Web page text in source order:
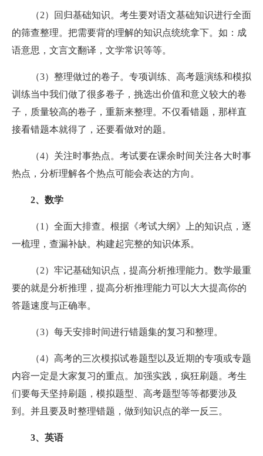
（2）回归基础知识。考生要对语文基础知识进行全面
的筛查整理。把需要背的理解的知识点统统拿下。如：成
语意思，文言文翻译，文学常识等等。
（3）整理做过的卷子。专项训练、高考题演练和模拟
训练当中我们做了很多卷子，挑选出价值和意义较大的卷
子，质量较高的卷子，重新来整理。不仅看错题，那样直
接看错题本就得了，还要看做对的题。
（4）关注时事热点。考试要在课余时间关注各大时事
热点，分析理解各个热点可能会表达的方向。
2、数学
（1）全面大排查。根据《考试大纲》上的知识点，逐
一梳理，查漏补缺。构建起完整的知识体系。
（2）牢记基础知识点，提高分析推理能力。数学最重
要的就是分析推理，提高分析推理能力可以大大提高你的
答题速度与正确率。
（3）每天安排时间进行错题集的复习和整理。
（4）高考的三次模拟试卷题型以及近期的专项或专题
内容一定是大家复习的重点。加强实践，疯狂刷题。考生
们要每天坚持刷题，模拟题型、高考题型等等都要涉及
到。并且要及时整理错题，做到知识点的举一反三。
3、英语